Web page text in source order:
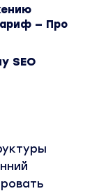
— Про
SEO